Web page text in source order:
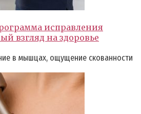
исправления
взгляд на здоровье
в мышцах, ощущение скованности